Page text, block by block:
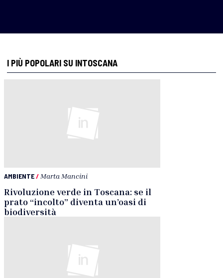
I PIÙ POPOLARI SU INTOSCANA
AMBIENTE/ Marta Mancini
Rivoluzione verde in Toscana: se il
prato “incolto” diventa un’oasi di
biodiversità